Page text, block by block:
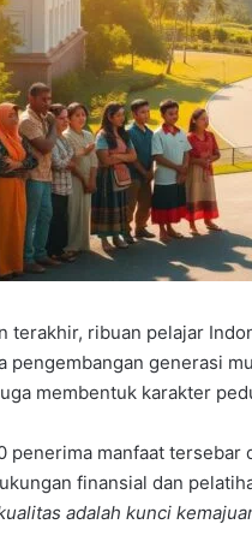
terakhir, ribuan pelajar
pengembangan generasi
membentuk karakter
penerima manfaat
finansial dan
adalah kunci